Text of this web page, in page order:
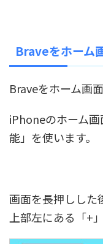
Braveをホーム
Braveをホーム画
iPhoneのホーム
能」を使います。
画面を長押しした
上部左にある「+